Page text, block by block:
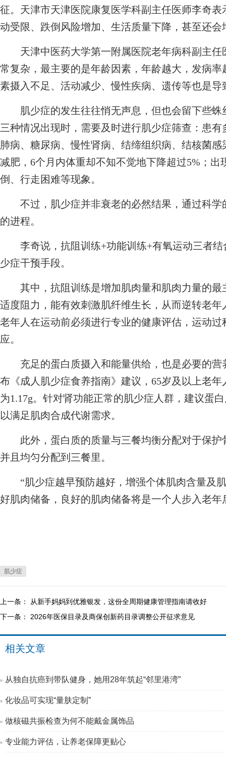
征。天津市天津医院康复医学科副主任医师李奇
动受限、跌倒风险增加、生活质量下降，甚至还会
天津中医药大学第一附属医院老年病科副主任
常复杂，最主要的是年龄因素，年龄越大，发病
素摄入不足、活动减少、慢性疾病、遗传等也是
肌少症的发生往往悄无声息，但也会留下些蛛
三种情况出现时，需要及时进行肌少症筛查：患
肺病、糖尿病、慢性肾病、结缔组织病、结核菌
减肥，6个月内体重却不知不觉地下降超过5%；
倒、行走困难等现象。
不过，肌少症并非衰老的必然结果，通过科学
的进程。
李奇说，抗阻训练+功能训练+有氧运动三者结
少症干预手段。
其中，抗阻训练是增加肌肉量和肌肉力量的最
适度阻力，能有效刺激肌纤维生长，从而逆转老
老年人在运动前必须进行专业的健康评估，运动
应。
充足的蛋白质摄入和能量供给，也是必要的营
布《成人肌少症食养指南》建议，65岁及以上老
为1.17g。针对肾功能正常的肌少症人群，建议蛋
以满足肌肉合成代谢需求。
此外，蛋白质的质量与三餐均衡分配对于保护
并且均匀分配到三餐里。
“肌少症越早预防越好，增强个体肌肉含量及
好肌肉储备，良好的肌肉储备将是一个人步入老
肌少症
上一条：
从新手妈妈到优雅银发，这份全周期健康管理指南请收好
下一条： 2026年医保目录及商保创新药目录调整公开征求意见
相关文章
从独自抗癌到带队健身，她用28年筑起“邻里港湾”
化妆品可实现“量肤定制”
做核磁共振检查为何不能戴金属饰品
专业能力评估，让养老保障更贴心